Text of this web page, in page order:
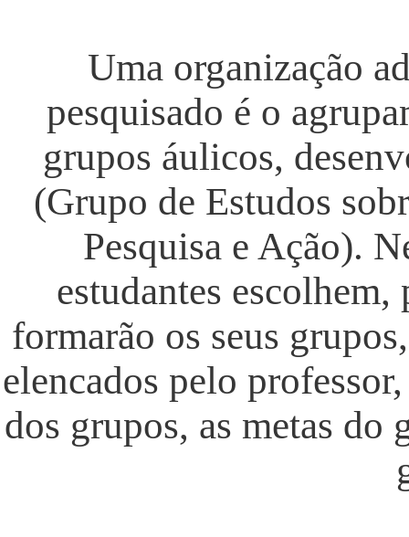
Uma organização
pesquisado é o
grupos áulicos,
(Grupo de Estudos
Pesquisa e Ação).
estudantes
formarão os seus
elencados pelo
dos grupos, as metas do